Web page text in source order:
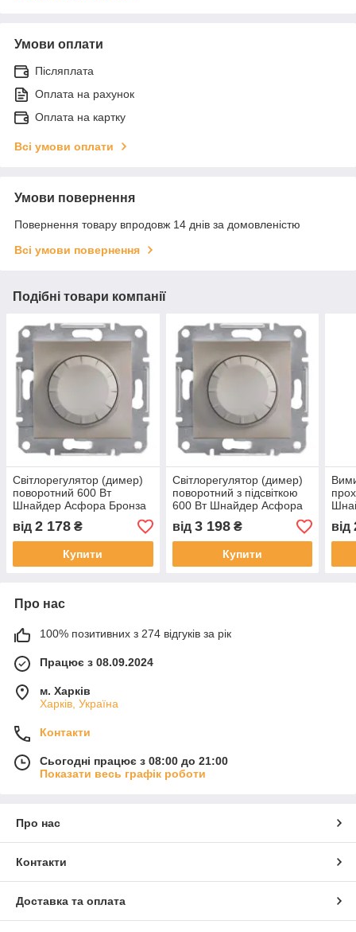
Умови оплати
Післяплата
Оплата на рахунок
Оплата на картку
Всі умови оплати
Умови повернення
Повернення товару впродовж 14 днів за домовленістю
Всі умови повернення
Подібні товари компанії
Світлорегулятор (димер)
поворотний 600 Вт
Шнайдер Асфора Бронза
EPH6400169
від 2 178 ₴
Купити
Світлорегулятор (димер)
поворотний з підсвіткою
600 Вт Шнайдер Асфора
Бронза EPH6500169
від 3 198₴
Купити
від
Про нас
100% позитивних з 274 відгуків за рік
Працює з 08.09.2024
м. Харків
Харків, Україна
Контакти
Сьогодні працює з 08:00 до 21:00
Показати весь графік роботи
Про нас
Контакти
Доставка та оплата